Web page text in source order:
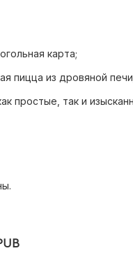
карта;
пицца из дровяной
простые, так и
европейская кухни;